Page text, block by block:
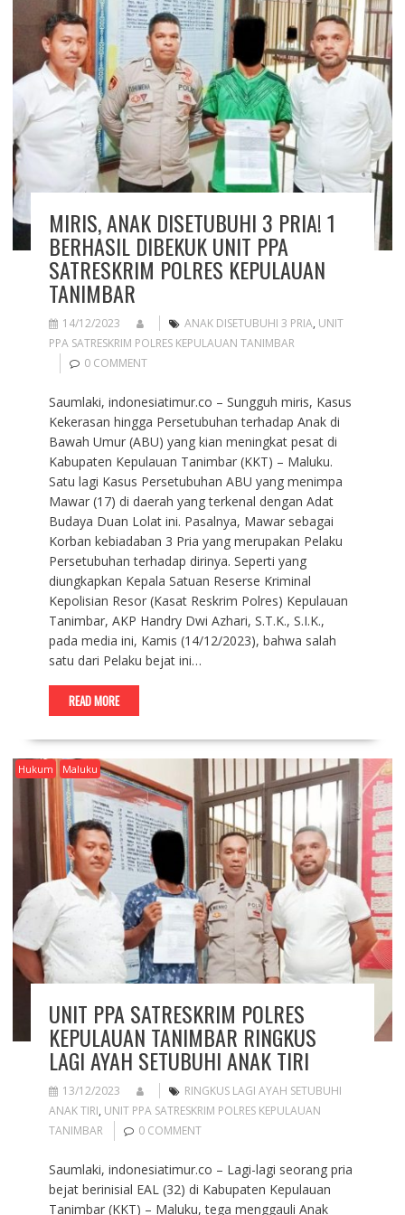
MIRIS, ANAK DISETUBUHI 3 PRIA! 1
BERHASIL DIBEKUK UNIT PPA
SATRESKRIM POLRES KEPULAUAN
TANIMBAR
14/12/2023 ANAK DISETUBUHI 3 PRIA, UNIT
PPA SATRESKRIM POLRES KEPULAUAN TANIMBAR
0 COMMENT
Saumlaki, indonesiatimur.co – Sungguh miris, Kasus
Kekerasan hingga Persetubuhan terhadap Anak di
Bawah Umur (ABU) yang kian meningkat pesat di
Kabupaten Kepulauan Tanimbar (KKT) – Maluku.
Satu lagi Kasus Persetubuhan ABU yang menimpa
Mawar (17) di daerah yang terkenal dengan Adat
Budaya Duan Lolat ini. Pasalnya, Mawar sebagai
Korban kebiadaban 3 Pria yang merupakan Pelaku
Persetubuhan terhadap dirinya. Seperti yang
diungkapkan Kepala Satuan Reserse Kriminal
Kepolisian Resor (Kasat Reskrim Polres) Kepulauan
Tanimbar, AKP Handry Dwi Azhari, S.T.K., S.I.K.,
pada media ini, Kamis (14/12/2023), bahwa salah
satu dari Pelaku bejat ini…
READ MORE
Hukum Maluku
UNIT PPA SATRESKRIM POLRES
KEPULAUAN TANIMBAR RINGKUS
LAGI AYAH SETUBUHI ANAK TIRI
13/12/2023
RINGKUS LAGI AYAH SETUBUHI
ANAK TIRI, UNIT PPA SATRESKRIM POLRES KEPULAUAN
TANIMBAR
0 COMMENT
Saumlaki, indonesiatimur.co – Lagi-lagi seorang pria
bejat berinisial EAL (32) di Kabupaten Kepulauan
Tanimbar (KKT) – Maluku, tega menggauli Anak